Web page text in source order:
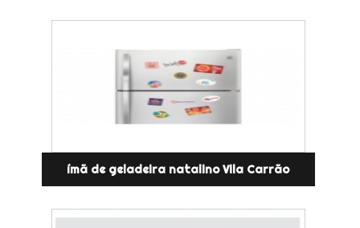
ímã de geladeira natalino Vila Carrão